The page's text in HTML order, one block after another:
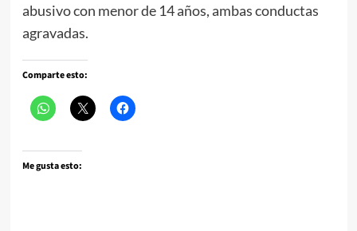
abusivo con menor de 14 años, ambas conductas
agravadas.
Comparte esto:
Me gusta esto: